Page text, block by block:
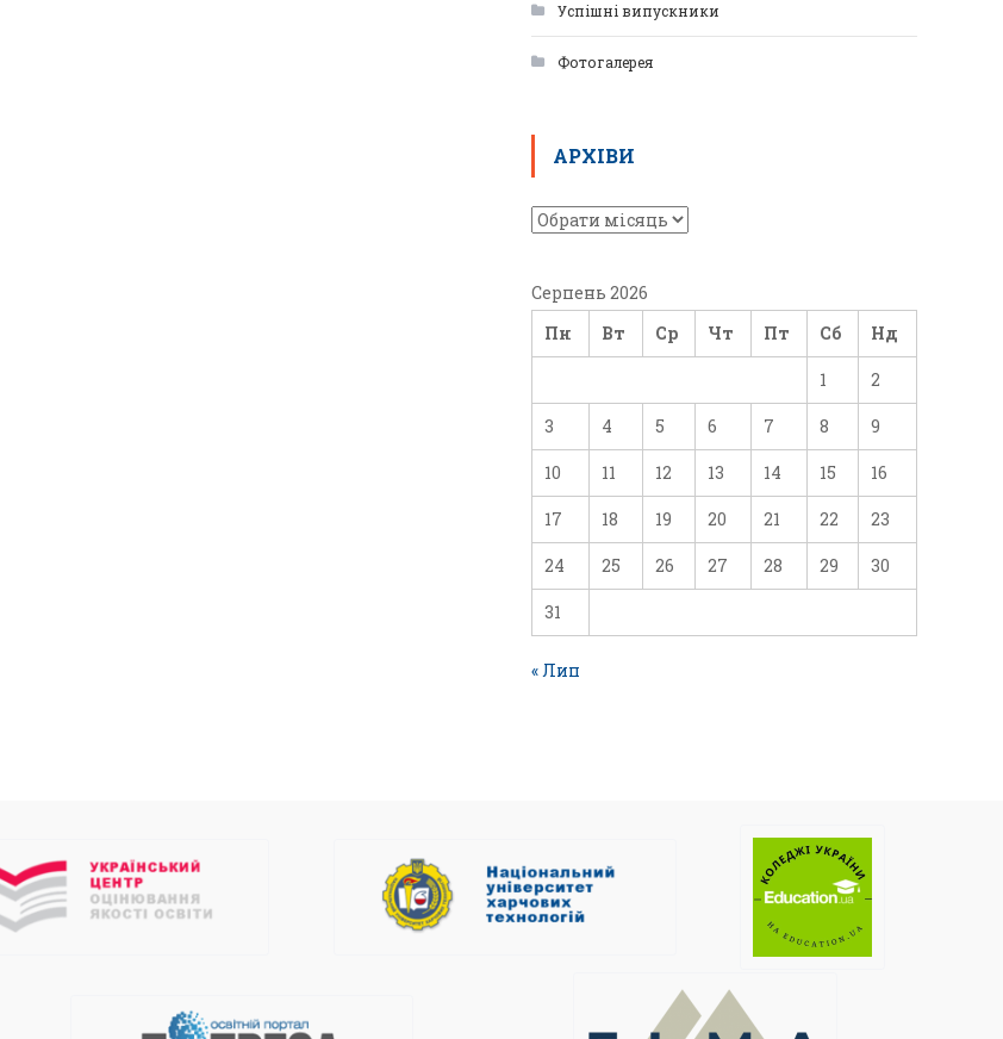
Успішні випускники
Фотогалерея
АРХІВИ
Серпень 2026
Пн
Вт Ср Чт Пт Сб Нд
1 2
3 4 5 6 7 8 9
10 11 12 13 14 15 16
17 18 19 20 21 22 23
24 25 26 27 28 29 30
31
« Лип